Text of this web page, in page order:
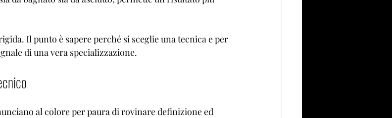
Il punto è sapere perché si sceglie una tecnica e per
di una vera specializzazione.
al colore per paura di rovinare definizione ed